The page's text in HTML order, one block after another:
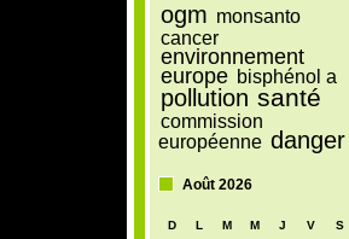
ogm monsanto
cancer
environnement
europe bisphénol a
pollution santé
commission
européenne danger
Août 2026
D L M M J V
S